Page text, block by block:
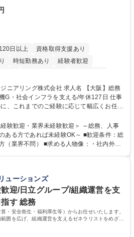
日以上
資格取得支援あり
時短勤務あり
経験者歓迎
服装自由 寮・社宅あり 食事補助あり
株式会社 求人名 【大阪】総務
・社会インフラを支える/年休127日 仕事
、これまでのご経験に応じて幅広くお任せ
用 など ※基本的には事務所勤務ですが、
、関西圏以外への日帰り・宿泊を伴う国内
を持ちつつ、お互いに助け合いながら、総
験歓迎・業界未経験歓迎＞ ～総務、人事
ある方であれば未経験OK～ ■歓迎条件：総
める人物像：・社内外の
ューションズ
歓迎/日立グループ/組織運営を支
す 総務
・安全衛生・福利厚生等）からお任せいたします。
囲を広げ、組織運営を支えるゼネラリストをめざせ